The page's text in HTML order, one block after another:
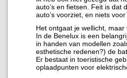
auto’s en fietsen. Feit is dat
auto’s voorziet, en niets
Het ontgaat je wellicht,
In de Benelux is een
in handen van modellen
esthetische redenen?) de
Er bestaat in toeristische
oplaadpunten voor